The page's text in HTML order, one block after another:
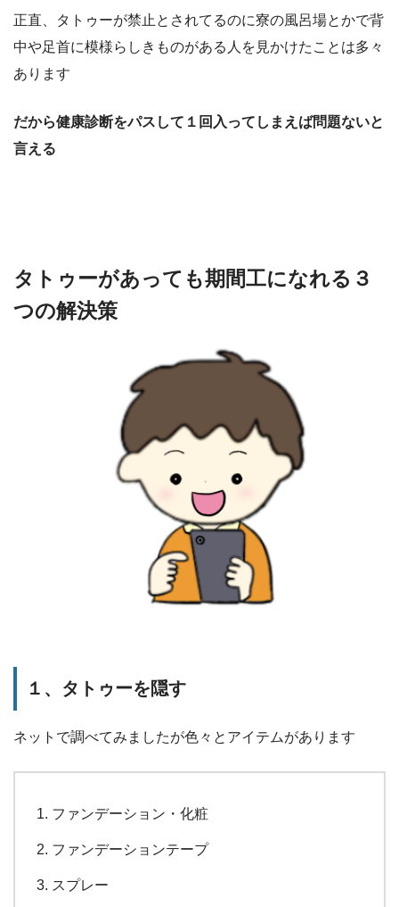
正直、タトゥーが禁止とされてるのに寮の風呂場とかで背
中や足首に模様らしきものがある人を見かけたことは多々
あります
だから健康診断をパスして１回入ってしまえば問題ないと
言える
タトゥーがあっても期間工になれる３
つの解決策
１、タトゥーを隠す
ネットで調べてみましたが色々とアイテムがあります
ファンデーション・化粧
ファンデーションテープ
スプレー